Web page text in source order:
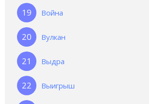
Война
Вулкан
Выдра
Выигрыш